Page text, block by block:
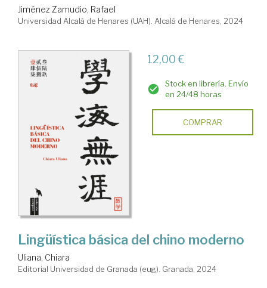
Jiménez Zamudio, Rafael
Universidad Alcalá de Henares (UAH). Alcalá de Henares, 2024
12,00 €
Stock en librería. Envío
en 24/48 horas
COMPRAR
Lingüística básica del chino moderno
Uliana, Chiara
Editorial Universidad de Granada (eug). Granada, 2024